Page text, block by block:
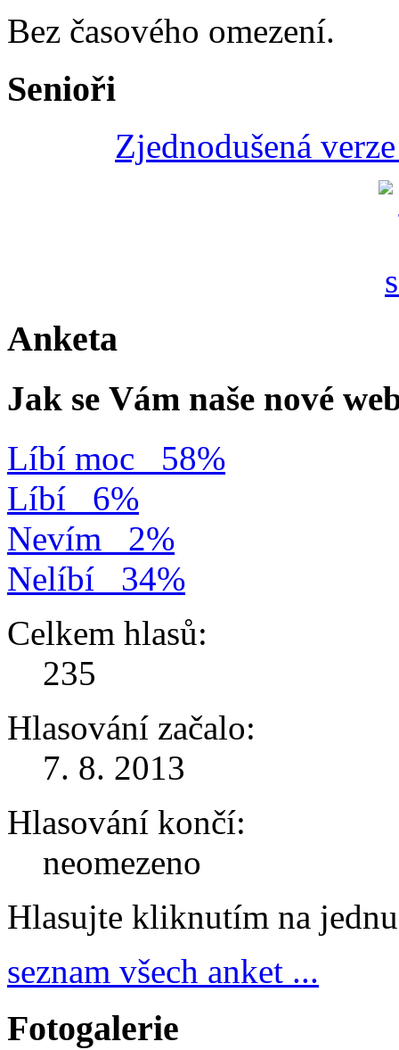
Bez časového omezení.
Senioři
Zjednodušená
Anketa
Jak se Vám naše nové
Líbí moc
58%
Líbí
6%
Nevím
2%
Nelíbí
34%
Celkem hlasů:
235
Hlasování začalo:
7. 8. 2013
Hlasování končí:
neomezeno
Hlasujte kliknutím na
seznam všech anket ...
Fotogalerie